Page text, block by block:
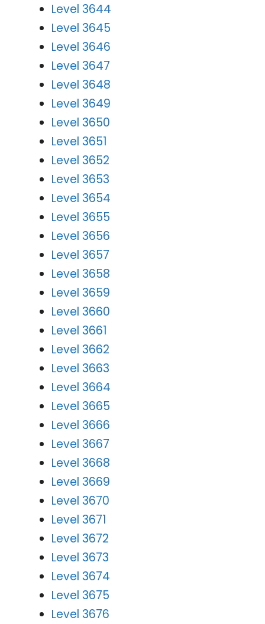
Level 3644
Level 3645
Level 3646
Level 3647
Level 3648
Level 3649
Level 3650
Level 3651
Level 3652
Level 3653
Level 3654
Level 3655
Level 3656
Level 3657
Level 3658
Level 3659
Level 3660
Level 3661
Level 3662
Level 3663
Level 3664
Level 3665
Level 3666
Level 3667
Level 3668
Level 3669
Level 3670
Level 3671
Level 3672
Level 3673
Level 3674
Level 3675
Level 3676